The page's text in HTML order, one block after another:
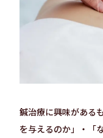
鍼治療に興味がある
を与えるのか」・「